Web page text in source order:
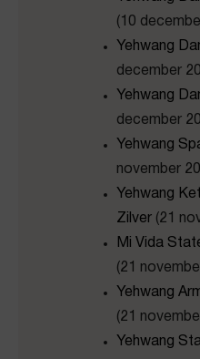
(10
Yehwang
december
Yehwang
december
Yehwang
november
Yehwang
Zilver (21
Mi Vida
(21
Yehwang
(21
Yehwang